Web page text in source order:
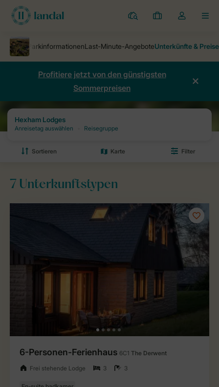
Ferienparks
Meine
Dropdown-
meines
öffnen
Profitiere jetzt von den günstigsten
Sommerpreisen
Ferienparks Hexham Lodges